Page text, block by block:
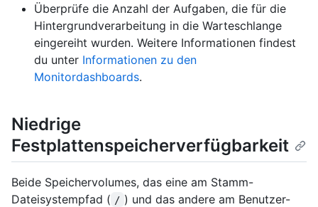
Überprüfe die Anzahl der Aufgaben, die für die
Hintergrundverarbeitung in die Warteschlange
eingereiht wurden. Weitere Informationen findest
du unter Informationen zu den
Monitordashboards.
Niedrige
Festplattenspeicherverfügbarkeit
Beide Speichervolumes, das eine am Stamm-
Dateisystempfad ( / ) und das andere am Benutzer-